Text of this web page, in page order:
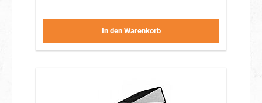
In den Warenkorb